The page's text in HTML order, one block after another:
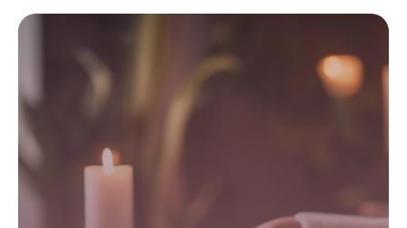
prouvés